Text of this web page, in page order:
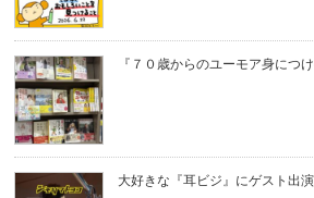
『７０歳からのユーモア身につ
大好きな『耳ビジ』にゲスト出演